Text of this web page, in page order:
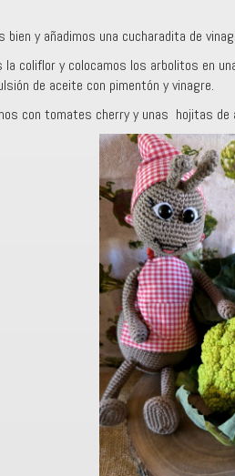
bien y añadimos una cucharadita de
la coliflor y colocamos los arbolitos en
de aceite con pimentón y vinagre.
con tomates cherry y unas hojitas de